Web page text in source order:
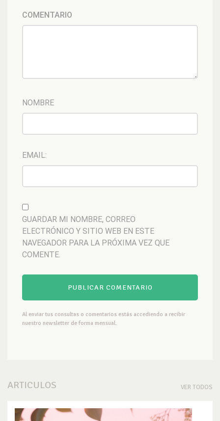
COMENTARIO
NOMBRE
EMAIL:
GUARDAR MI NOMBRE, CORREO
ELECTRÓNICO Y SITIO WEB EN ESTE
NAVEGADOR PARA LA PRÓXIMA VEZ QUE
COMENTE.
Al enviar tus consultas o comentarios estás accediendo a recibir
nuestro newsletter de forma mensual.
ARTICULOS VER TODOS